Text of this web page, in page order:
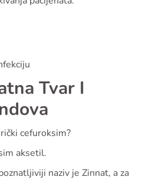
Tvar I
cefuroksim?
aksetil.
naziv je Zinnat, a za